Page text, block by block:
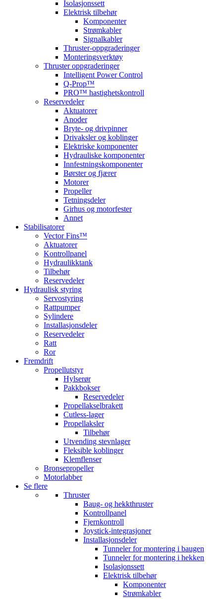
Isolasjonssett
Elektrisk tilbehør
Komponenter
Strømkabler
Signalkabler
Thruster-oppgraderinger
Monteringsverktøy
Thruster oppgraderinger
Intelligent Power Control
Q-Prop™
PRO™ hastighetskontroll
Reservedeler
Aktuatorer
Anoder
Bryte- og drivpinner
Drivaksler og koblinger
Elektriske komponenter
Hydrauliske komponenter
Innfestningskomponenter
Børster og fjærer
Motorer
Propeller
Tetningsdeler
Girhus og motorfester
Annet
Stabilisatorer
Vector Fins™
Aktuatorer
Kontrollpanel
Hydraulikktank
Tilbehør
Reservedeler
Hydraulisk styring
Servostyring
Rattpumper
Sylindere
Installasjonsdeler
Reservedeler
Ratt
Ror
Fremdrift
Propellutstyr
Hylserør
Pakkbokser
Reservedeler
Propellakselbrakett
Cutless-lager
Propellaksler
Tilbehør
Utvending stevnlager
Fleksible koblinger
Klemflenser
Bronsepropeller
Motorlabber
Se flere
Thruster
Baug- og hekkthruster
Kontrollpanel
Fjernkontroll
Joystick-integrasjoner
Installasjonsdeler
Tunneler for montering i baugen
Tunneler for montering i hekken
Isolasjonssett
Elektrisk tilbehør
Komponenter
Strømkabler